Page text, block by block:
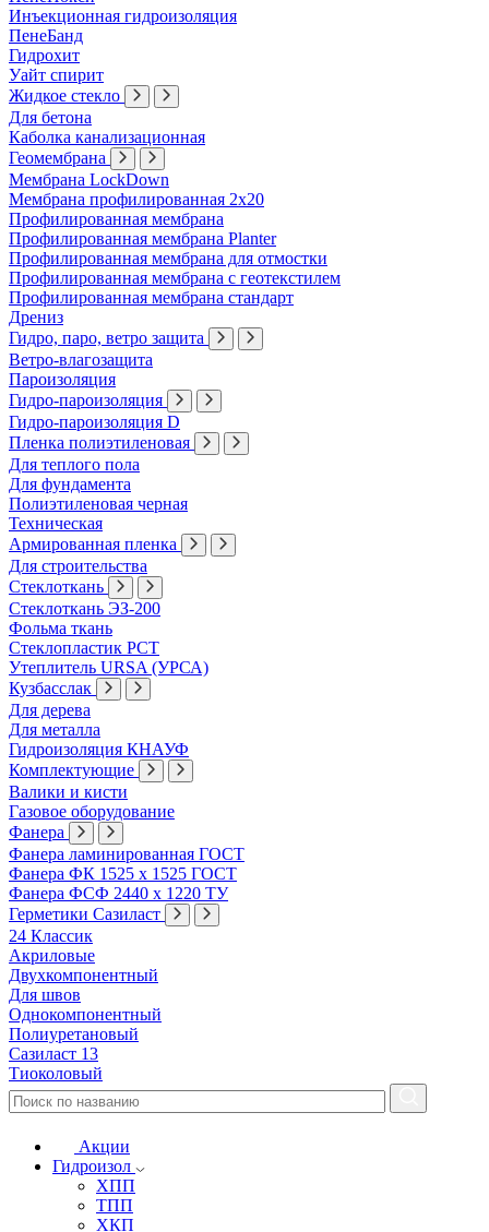
Инъекционная гидроизоляция
ПенеБанд
Гидрохит
Уайт спирит
Жидкое стекло
Для бетона
Каболка канализационная
Геомембрана
Мембрана LockDown
Мембрана профилированная 2х20
Профилированная мембрана
Профилированная мембрана Planter
Профилированная мембрана для отмостки
Профилированная мембрана с геотекстилем
Профилированная мембрана стандарт
Дрениз
Гидро, паро, ветро защита
Ветро-влагозащита
Пароизоляция
Гидро-пароизоляция
Гидро-пароизоляция D
Пленка полиэтиленовая
Для теплого пола
Для фундамента
Полиэтиленовая черная
Техническая
Армированная пленка
Для строительства
Стеклоткань
Стеклоткань ЭЗ-200
Фольма ткань
Стеклопластик РСТ
Утеплитель URSA (УРСА)
Кузбасслак
Для дерева
Для металла
Гидроизоляция КНАУФ
Комплектующие
Валики и кисти
Газовое оборудование
Фанера
Фанера ламинированная ГОСТ
Фанера ФК 1525 х 1525 ГОСТ
Фанера ФСФ 2440 х 1220 ТУ
Герметики Сазиласт
24 Классик
Акриловые
Двухкомпонентный
Для швов
Однокомпонентный
Полиуретановый
Сазиласт 13
Тиоколовый
Акции
Гидроизол
ХПП
ТПП
ХКП